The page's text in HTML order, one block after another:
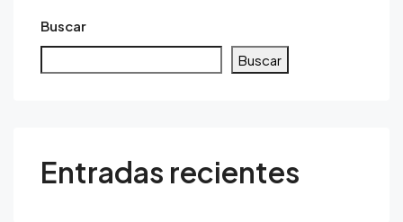
Buscar
Buscar
Entradas recientes